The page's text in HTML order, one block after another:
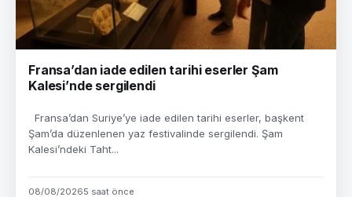
Fransa’dan iade edilen tarihi eserler Şam
Kalesi’nde sergilendi
Fransa’dan Suriye’ye iade edilen tarihi eserler, başkent
Şam’da düzenlenen yaz festivalinde sergilendi. Şam
Kalesi’ndeki Taht...
08/08/20265 saat önce